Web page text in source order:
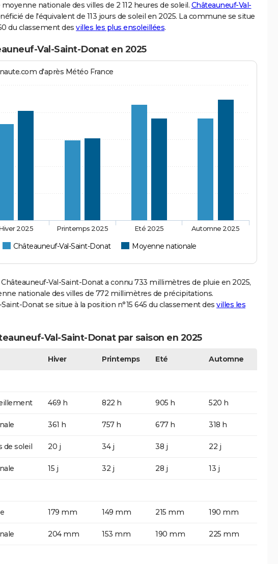
nationale des villes de 2 112 heures de soleil. Châteauneuf-Val-
de l'équivalent de 113 jours de soleil en 2025. La commune se situe
du classement des villes les plus ensoleillées.
Val-Saint-Donat en 2025
d'après Météo France
Châteauneuf-Val-Saint-Donat Moyenne nationale
2025 Printemps 2025 Eté 2025 Automne 2025
Val-Saint-Donat a connu 733 millimètres de pluie en 2025,
nationale des villes de 772 millimètres de précipitations.
Donat se situe à la position n°15 645 du classement des villes les
Val-Saint-Donat par saison en 2025
Hiver Printemps Eté Automne
469 h 822 h 905 h 520 h
361 h 757 h 677 h 318 h
de soleil 20 j 34 j 38 j 22 j
15 j 32 j 28 j 13 j
179 mm 149 mm 215 mm 190 mm
204 mm 153 mm 190 mm 225 mm